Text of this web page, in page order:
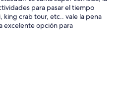
para pasar el tiempo
king crab tour, etc.. vale la pena
excelente opción para